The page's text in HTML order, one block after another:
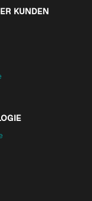
KUNDEN